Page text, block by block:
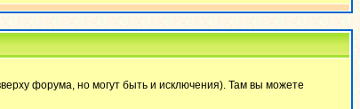
форума, но могут быть и исключения). Там вы можете